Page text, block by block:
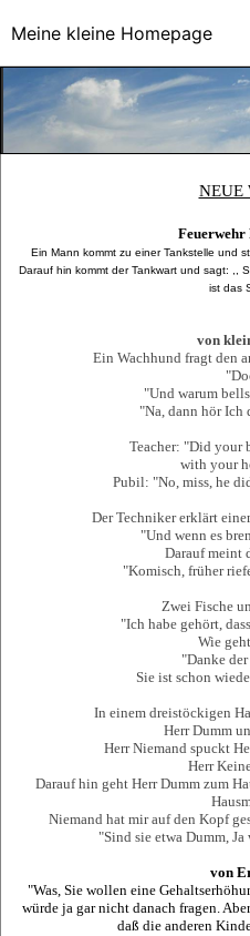
NEUE
Feuerwehr
Ein Mann kommt zu einer Tankstelle und
Darauf hin kommt der Tankwart und sagt: ,,
ist das
von
Ein Wachhund fragt den
"Und warum
"Na, dann hör Ich
Teacher: "Did your
with your
Pubil: "No, miss, he
Der Techniker erklärt
"Und wenn es
Darauf meint
"Komisch, früher
Zwei Fische
"Ich habe gehört,
Wie
"Danke
Sie ist schon
In einem dreistöckigen
Herr Dumm
Herr Niemand spuckt
Herr
Darauf hin geht Herr Dumm zum
Niemand hat mir auf den Kopf
"Sind sie etwa Dumm,
von
"Was, Sie wollen eine
würde ja gar nicht danach fragen.
daß die anderen
Meine kleine Homepage